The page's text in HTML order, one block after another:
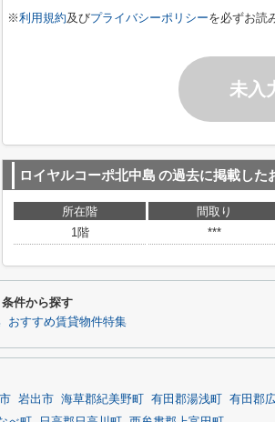
※利用規約及びプライバシーポリシーを必ずお読
未入
ロイヤルコーポ北中島 の過去に掲載した
所在階 間取り
1階
***
件から探す
おすすめ賃貸物件特集
岩出市 海草郡紀美野町 有田郡湯浅町 有田郡広